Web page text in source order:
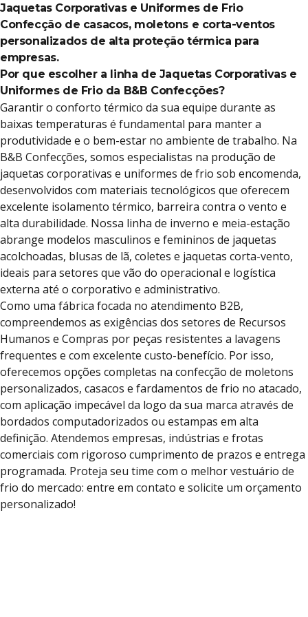
Jaquetas Corporativas e Uniformes de Frio
Confecção de casacos, moletons e corta-ventos
personalizados de alta proteção térmica para
empresas.
Por que escolher a linha de Jaquetas Corporativas e
Uniformes de Frio da B&B Confecções?
Garantir o conforto térmico da sua equipe durante as
baixas temperaturas é fundamental para manter a
produtividade e o bem-estar no ambiente de trabalho. Na
B&B Confecções, somos especialistas na produção de
jaquetas corporativas e uniformes de frio sob encomenda,
desenvolvidos com materiais tecnológicos que oferecem
excelente isolamento térmico, barreira contra o vento e
alta durabilidade. Nossa linha de inverno e meia-estação
abrange modelos masculinos e femininos de jaquetas
acolchoadas, blusas de lã, coletes e jaquetas corta-vento,
ideais para setores que vão do operacional e logística
externa até o corporativo e administrativo.
Como uma fábrica focada no atendimento B2B,
compreendemos as exigências dos setores de Recursos
Humanos e Compras por peças resistentes a lavagens
frequentes e com excelente custo-benefício. Por isso,
oferecemos opções completas na confecção de moletons
personalizados, casacos e fardamentos de frio no atacado,
com aplicação impecável da logo da sua marca através de
bordados computadorizados ou estampas em alta
definição. Atendemos empresas, indústrias e frotas
comerciais com rigoroso cumprimento de prazos e entrega
programada. Proteja seu time com o melhor vestuário de
frio do mercado: entre em contato e solicite um orçamento
personalizado!